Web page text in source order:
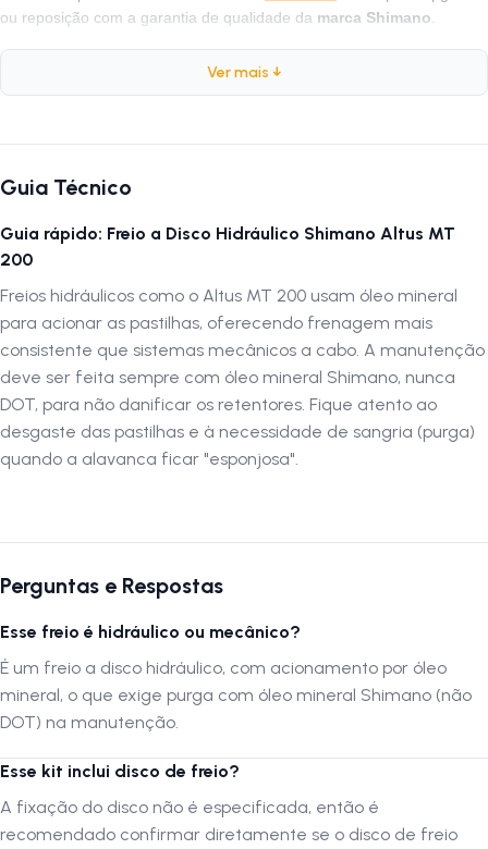
ou reposição com a garantia de qualidade da marca Shimano
Peso:260g
Composição do Manete:Alumínio
Tipo de Óleo:
Comprimento da Mangueira Traseira:
1,60m
Por que usa o freio shimano mt200
Ofreio Shimano MT200
é reconhecido por sua resposta suave e
confiável, ideal para ciclistas que prezam por segurança e conforto na
pilotagem. Com fácil instalação emanutenção, é compatível com
uma ampla variedade de quadros e rotores. Seu design leve aliado à
qualidade Shimano.
Autenticação de montagem correta
Se optar por montar o produto por conta própria ou através de um
por uma oficina especializada para confirmar que foi realizada
adequadamente.
A LOJA NA PISTA não se responsabilizapor montagens,
apartamentos. Verifique as dimensões do produto e certifique-se que
o mesmo passa por portas, corredores e elevadores. Verifique
Ver mais ↓
Guia Técnico
Guia rápido: Freio a Disco Hidráulico Shimano Altus MT
200
Freios hidráulicos como o Altus MT 200 usam óleo mineral
para acionar as pastilhas, oferecendo frenagem mais
consistente que sistemas mecânicos a cabo. A manutenção
deve ser feita sempre com óleo mineral Shimano, nunca
DOT, para não danificar os retentores. Fique atento ao
desgaste das pastilhas e à necessidade de sangria (purga)
quando a alavanca ficar "esponjosa".
Perguntas e Respostas
Esse freio é hidráulico ou mecânico?
É um freio a disco hidráulico, com acionamento por óleo
mineral, o que exige purga com óleo mineral Shimano (não
DOT) na manutenção.
Esse kit inclui disco de freio?
A fixação do disco não é especificada, então é
recomendado confirmar diretamente se o disco de freio